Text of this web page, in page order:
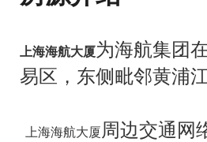
上海海航大厦为海航集团
易区，东侧毗邻黄浦
上海海航大厦 周边交通网